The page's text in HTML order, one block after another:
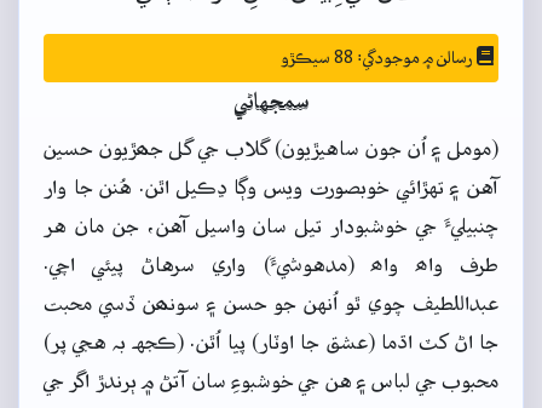
رسالن ۾ موجودگي: 88 سيڪڙو
سمجهاڻي
(مومل ۽ اُن جون ساهيڙيون) گلاب جي گل جھڙيون حسين
آهن ۽ تهڙائي خوبصورت ويس وڳا ڍڪيل اٿن. هُنن جا وار
چنبيليءَ جي خوشبودار تيل سان واسيل آهن، جن مان هر
طرف واھ واھ (مدهوشيءَ) واري سرهاڻ پيئي اچي.
عبداللطيف چوي ٿو اُنهن جو حسن ۽ سونھن ڏسي محبت
جا اڻ کٽ اڌما (عشق جا اوٽار) پيا اُٿن. (ڪجهہ بہ هجي پر)
محبوب جي لباس ۽ هن جي خوشبوءِ سان آتڻ ۾ ٻرندڙ اگر جي